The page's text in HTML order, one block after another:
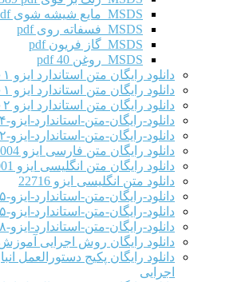
MSDS مایع شیشه شوی pdf
MSDS فسفاته روی pdf
MSDS گاز فریون pdf
MSDS روغن 40 pdf
دانلود رایگان متن استاندارد ایزو ۹۰۰۱ ویرایش ۲۰۱۵
دانلود رایگان متن استاندارد ایزو ۱۴۰۰۱ویرایش ۲۰۱۵
دانلود رایگان متن استاندارد ایزو ۱۰۰۰۲ویرایش ۲۰۱۸
دانلود-رایگان-متن-استاندارد-ایزو-۱۰۰۰۴
دانلود-رایگان-متن-استاندارد-ایزو-۹۰۰۲
دانلود رایگان متن فارسی ایزو 9004
دانلود رایگان متن انگلیسی ایزو 37001
دانلود متن انگلیسی ایزو 22716
دانلود-رایگان-متن-استاندارد-ایزو-۱۳۴۸۵
دانلود-رایگان-متن-استاندارد-ایزو-۱۷۰۲۵
دانلود-رایگان-متن-استاندارد-ایزو-۱۰۶۶۸
دانلود رایگان روش اجرایی
دانلود رایگان پکیج دستورالعمل
اجرایی